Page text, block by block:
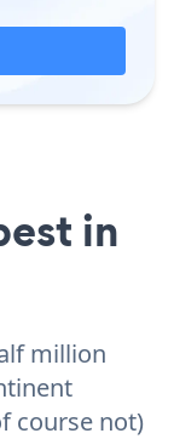
in
million
course not)